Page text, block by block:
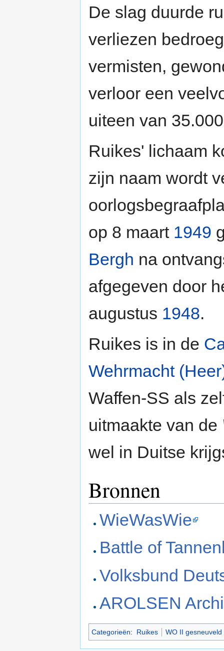
De slag duurde
verliezen
vermisten,
verloor een
uiteen van
Ruikes' lichaam
zijn naam wordt
op 8 maart 1949
Bergh na
afgegeven door
augustus 1948.
Ruikes is in de
Wehrmacht
Waffen-SS als
uitmaakte van de
wel in Duitse
Bronnen
WieWasWie
Battle of
Volksbund
AROLSEN
Categorieën: Ruikes WO II